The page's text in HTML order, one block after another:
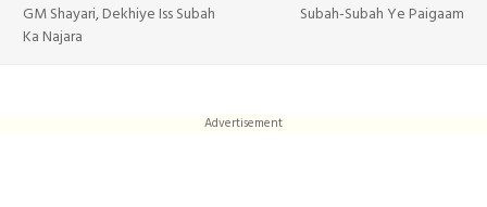
Subah-Subah Ye Paigaam
GM Shayari, Dekhiye Iss Subah
Ka Najara
Advertisement